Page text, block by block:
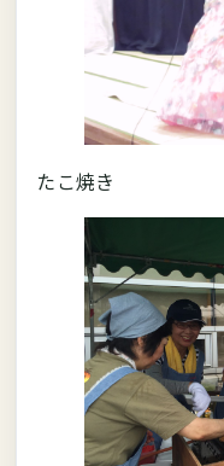
たこ焼き